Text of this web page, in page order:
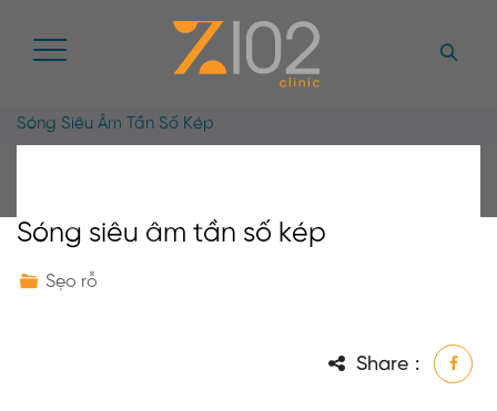
Sóng Siêu Âm Tần Số Kép
Sóng siêu âm tần số kép
Sẹo rỗ
Share :